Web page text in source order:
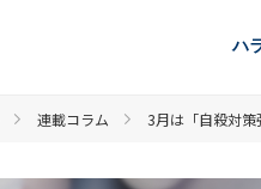
ハ
連載コラム 3月は「自殺対